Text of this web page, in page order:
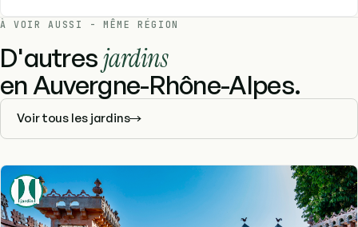
À VOIR AUSSI - MÊME RÉGION
D'autresjardins
en Auvergne-Rhône-Alpes.
Voir tous les jardins